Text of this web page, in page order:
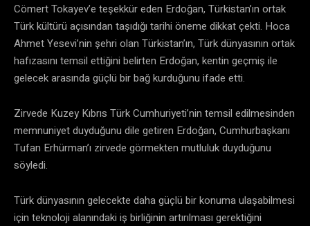
Cömert Tokayev’e teşekkür eden Erdoğan, Türkistan’ın ortak
Türk kültürü açısından taşıdığı tarihi öneme dikkat çekti. Hoca
Ahmet Yesevi’nin şehri olan Türkistan’ın, Türk dünyasının ortak
hafızasını temsil ettiğini belirten Erdoğan, kentin geçmiş ile
gelecek arasında güçlü bir bağ kurduğunu ifade etti.
Zirvede Kuzey Kıbrıs Türk Cumhuriyeti’nin temsil edilmesinden
memnuniyet duyduğunu dile getiren Erdoğan, Cumhurbaşkanı
Tufan Erhürman’ı zirvede görmekten mutluluk duyduğunu
söyledi.
Türk dünyasının gelecekte daha güçlü bir konuma ulaşabilmesi
için teknoloji alanındaki iş birliğinin artırılması gerektiğini